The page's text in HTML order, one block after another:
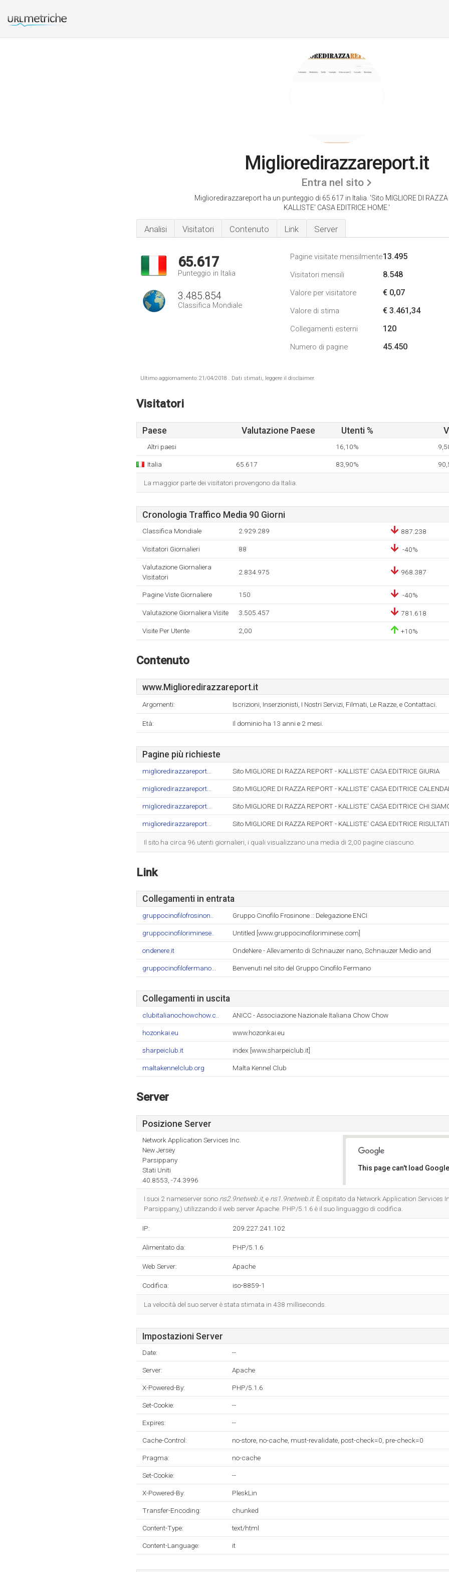
Miglioredirazzareport.it
Entra nel sito
Miglioredirazzareport ha un punteggio di 65.617 in Italia. 'Sito MIGLIORE DI RAZZA
KALLISTE' CASA EDITRICE HOME.'
Analisi Visitatori Contenuto Link Server
65.617
Punteggio in Italia
3.485.854
Classifica Mondiale
Pagine visitate mensilmente13.495
Visitatori mensili 8.548
Valore per visitatore € 0,07
Valore di stima € 3.461,34
Collegamenti esterni 120
Numero di pagine 45.450
Ultimo aggiornamento: 21/04/2018 . Dati stimati, leggere il disclaimer.
Visitatori
Paese Valutazione Paese Utenti %
Altri paesi 16,10%
Italia 65.617 83,90%
La maggior parte dei visitatori provengono da Italia.
Cronologia Traffico Media 90 Giorni
Classifica Mondiale 2.929.289 887.238
Visitatori Giornalieri 88 -40%
Valutazione Giornaliera
Visitatori
2.834.975 968.387
Pagine Viste Giornaliere 150 -40%
Valutazione Giornaliera Visite 3.505.457 781.618
Visite Per Utente 2,00 +10%
Contenuto
www.Miglioredirazzareport.it
Argomenti: Iscrizioni, Inserzionisti, I Nostri Servizi, Filmati, Le Razze, e Contattaci.
Età: Il dominio ha 13 anni e 2 mesi.
Pagine più richieste
miglioredirazzareport... Sito MIGLIORE DI RAZZA REPORT - KALLISTE' CASA EDITRICE GIURIA
miglioredirazzareport... Sito MIGLIORE DI RAZZA REPORT - KALLISTE' CASA EDITRICE
miglioredirazzareport... Sito MIGLIORE DI RAZZA REPORT - KALLISTE' CASA EDITRICE CHI
miglioredirazzareport... Sito MIGLIORE DI RAZZA REPORT - KALLISTE' CASA EDITRICE
Il sito ha circa 96 utenti giornalieri, i quali visualizzano una media di 2,00 pagine ciascuno.
Link
Collegamenti in entrata
gruppocinofilofrosinon.. Gruppo Cinofilo Frosinone :: Delegazione ENCI
gruppocinofiloriminese.. Untitled [www.gruppocinofiloriminese.com]
ondenere.it OndeNere - Allevamento di Schnauzer nano, Schnauzer Medio and
gruppocinofilofermano... Benvenuti nel sito del Gruppo Cinofilo Fermano
Collegamenti in uscita
clubitalianochowchow.c.. ANICC - Associazione Nazionale Italiana Chow Chow
hozonkai.eu www.hozonkai.eu
sharpeiclub.it index [www.sharpeiclub.it]
maltakennelclub.org Malta Kennel Club
Server
Posizione Server
Network Application Services Inc.
New Jersey
Parsippany
Stati Uniti
40.8553, -74.3996
This page can't load
I suoi 2 nameserver sono ns2.9netweb.it, e ns1.9netweb.it. È ospitato da Network Application Services
Parsippany,) utilizzando il web server Apache. PHP/5.1.6 è il suo linguaggio di codifica.
IP: 209.227.241.102
Alimentato da: PHP/5.1.6
Web Server: Apache
Codifica: iso-8859-1
La velocità del suo server è stata stimata in 438 milliseconds.
Impostazioni Server
Date: --
Server: Apache
X-Powered-By: PHP/5.1.6
Set-Cookie: --
Expires: --
Cache-Control: no-store, no-cache, must-revalidate, post-check=0, pre-check=0
Pragma: no-cache
Set-Cookie: --
X-Powered-By: PleskLin
Transfer-Encoding: chunked
Content-Type: text/html
Content-Language: it